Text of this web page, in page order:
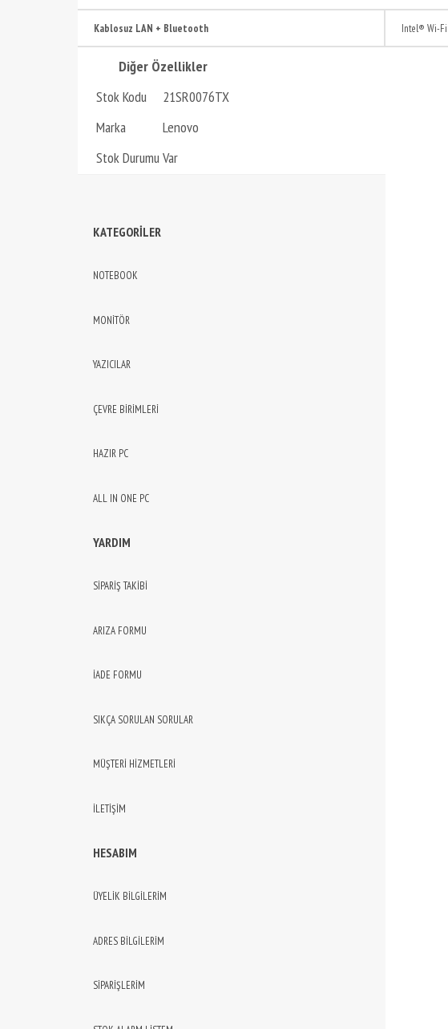
Kablosuz LAN + Bluetooth Intel® Wi-
Diğer Özellikler
Stok Kodu
21SR0076TX
Marka
Lenovo
Stok DurumuVar
KATEGORİLER
NOTEBOOK
MONİTÖR
YAZICILAR
ÇEVRE BİRİMLERİ
HAZIR PC
ALL IN ONE PC
YARDIM
SİPARİŞ TAKİBİ
ARIZA FORMU
İADE FORMU
SIKÇA SORULAN SORULAR
MÜŞTERİ HİZMETLERİ
İLETİŞİM
HESABIM
ÜYELİK BİLGİLERİM
ADRES BİLGİLERİM
SİPARİŞLERİM